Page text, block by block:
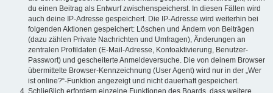
du einen Beitrag als Entwurf zwischenspeicherst. In diesen Fällen wird
auch deine IP-Adresse gespeichert. Die IP-Adresse wird weiterhin bei
folgenden Aktionen gespeichert: Löschen und Ändern von Beiträgen
(dazu zählen Private Nachrichten und Umfragen), Änderungen an
zentralen Profildaten (E-Mail-Adresse, Kontoaktivierung, Benutzer-
Passwort) und gescheiterte Anmeldeversuche. Die von deinem Browser
übermittelte Browser-Kennzeichnung (User Agent) wird nur in der „Wer
ist online?“-Funktion angezeigt und nicht dauerhaft gespeichert.
Schließlich erfordern einzelne Funktionen des Boards, dass weitere